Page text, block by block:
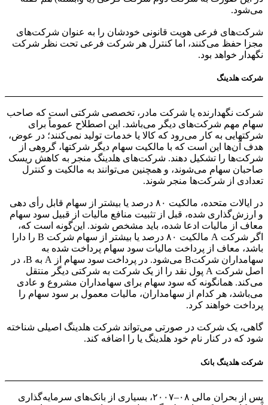
می‌شود.
شرکت‌های فرعی هویت قانونی خودشان را به عنوان شرکت‌های
مجزا حفظ می‌کنند، اما کنترل هر شرکت فرعی تحت نظر شرکت
نگهدار خواهد بود.
شرکت هلدینگ
شرکت نگهدارنده یا شرکت مادر، تخصصی شرکتی است که صاحب
سهام مهم شرکت‌های دیگر می‌باشد. این اصطلاح عموماً برای
شرکتهایی به کار می‌رود که کالا یا خدمات تولید نمی‌کنند؛ در عوض،
هدف آن‌ها این است که با مالکیت سهام دیگر شرکتها، گروهی از
شرکت‌ها را تشکیل دهند. شرکت‌های هلدینگ منجر به کاهش ریسک
صاحبان سهام می‌شوند، و همچنین می‌توانند به مالکیت و کنترل
تعدادی از شرکت‌ها منجر شوند.
در ایالات متحده، مالکیت ۸۰ درصد یا بیشتر از سهام قابل رأی دهی
و ارزش‌گذاری شده، قبل از تثبیت منافع مالیات از قبیل سود سهام
معاف از مالیات ادعا شده، باید مشخص شوند. این‌گونه است که،
اگر شرکت A مالکیت ۸۰ درصد یا بیشتر از سهام شرکت B را دارا
باشد، معاف از پرداخت مالیات سود سهام پرداخت شده به
سهامداران شرکتB می‌شود. در پرداخت سود سهام از A به B، در
اصل شرکت A پول نقد را از یک شرکت به شرکتی دیگر منتقل
می‌کند. همانگونه که سود سهام برای سهامداران مشروع و عادی
می‌باشد، هر کدام از سهامداران، مالیات معمول بر سود سهام را
پرداخت خواهند کرد.
گاهی، یک شرکت در صورتی می‌تواند شرکت هلدینگ اصیلی شناخته
شود که در کنار نام خود هلدینگ یا را اضافه کند.
شرکت هلدینگ بانک
پس از بحران مالی ۰۸–۲۰۰۷، بسیاری از بانک‌های سرمایه‌گذاری